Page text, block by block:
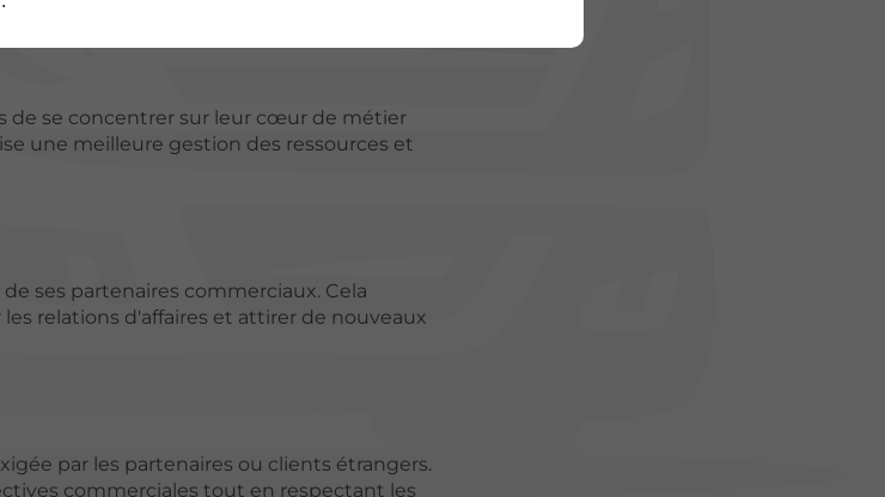
de se concentrer sur leur cœur de métier
une meilleure gestion des ressources et
ses partenaires commerciaux. Cela
relations d'affaires et attirer de nouveaux
par les partenaires ou clients étrangers.
commerciales tout en respectant les